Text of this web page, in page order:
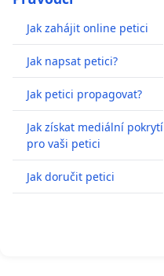
Jak zahájit online petici
Jak napsat petici?
Jak petici propagovat?
Jak získat mediální pokrytí
pro vaši petici
Jak doručit petici